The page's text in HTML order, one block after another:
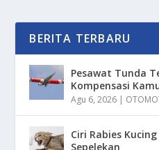
BERITA TERBARU
Pesawat Tunda
Kompensasi
Agu 6, 2026 |
Ciri Rabies
Sepelekan